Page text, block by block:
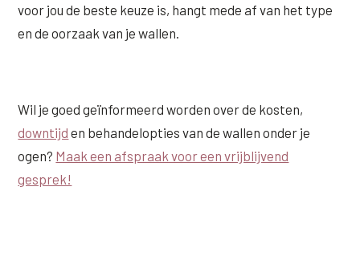
voor jou de beste keuze is, hangt mede af van het type
en de oorzaak van je wallen.
Wil je goed geïnformeerd worden over de kosten,
downtijd en behandelopties van de wallen onder je
ogen? Maak een afspraak voor een vrijblijvend
gesprek!